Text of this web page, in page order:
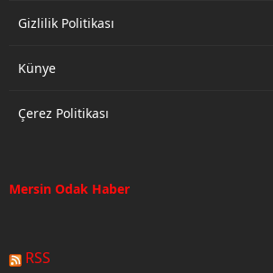
Gizlilik Politikası
Künye
Çerez Politikası
Mersin Odak Haber
RSS